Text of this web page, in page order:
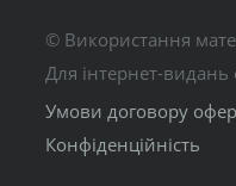
© Використання
Для інтернет-
Умови договору
Конфіденційність